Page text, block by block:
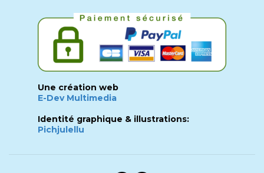
Une création web
E-Dev Multimedia
Identité graphique & illustrations:
Pichjulellu